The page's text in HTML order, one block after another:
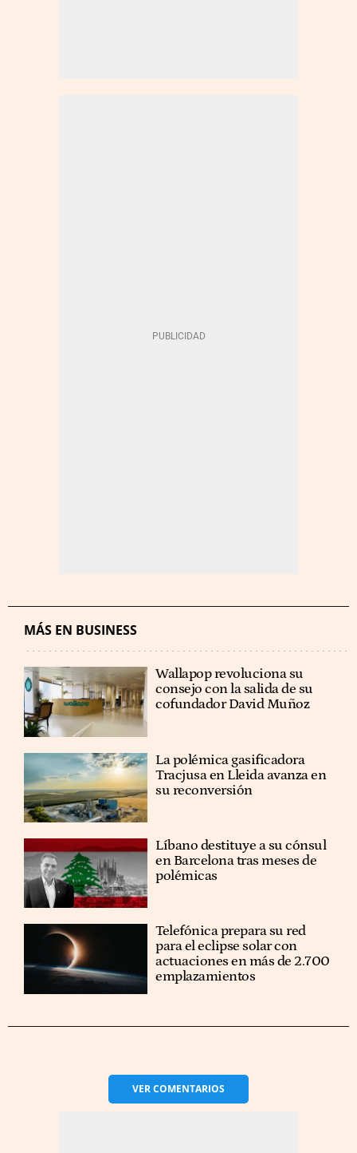
MÁS EN BUSINESS
Wallapop revoluciona su
consejo con la salida de su
cofundador David Muñoz
La polémica gasificadora
Tracjusa en Lleida avanza en
su reconversión
Líbano destituye a su cónsul
en Barcelona tras meses de
polémicas
Telefónica prepara su red
para el eclipse solar con
actuaciones en más de 2.700
emplazamientos
VERCOMENTARIOS